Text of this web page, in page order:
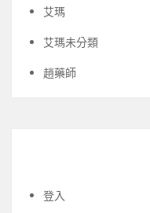
艾瑪
艾瑪未分類
趙藥師
登入